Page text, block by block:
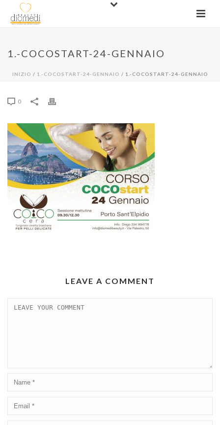
1.-COCOSTART-24-GENNAIO
INIZIO / 1.-COCOSTART-24-GENNAIO / 1.-COCOSTART-24-GENNAIO
0
LEAVE A COMMENT